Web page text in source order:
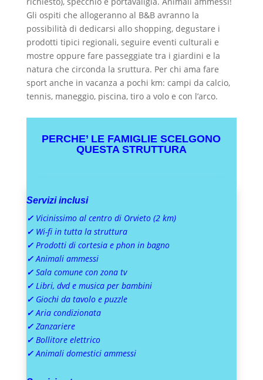
Gli ospiti che allogeranno al B&B avranno la
possibilità di dedicarsi allo shopping, degustare i
prodotti tipici regionali, seguire eventi culturali e
mostre oppure fare passeggiate tra i giardini e la
natura che circonda la sruttura. Per chi ama fare
sport anche in vacanza a pochi km: campi da calcio,
tennis, maneggio, piscina, tiro a volo e con l’arco.
PERCHE’ LE FAMIGLIE SCELGONO
QUESTA STRUTTURA
Servizi inclusi
✓Vicinissimo al centro di Orvieto (2 km)
✓ Wi-fi in tutta la struttura
✓ Prodotti di cortesia e phon in bagno
✓ Animali ammessi
✓ Sala comune con zona tv
✓ Libri, dvd e musica per bambini
✓ Giochi da tavolo e puzzle
✓ Aria condizionata
✓ Zanzariere
✓ Bollitore elettrico
✓ Animali domestici ammessi